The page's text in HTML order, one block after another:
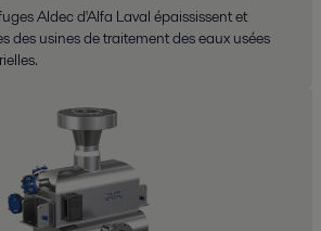
Aldec d'Alfa Laval épaississent et
des usines de traitement des eaux usées